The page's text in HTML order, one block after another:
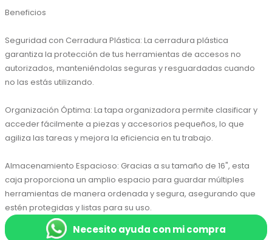
Beneficios
Seguridad con Cerradura Plástica: La cerradura plástica
garantiza la protección de tus herramientas de accesos no
autorizados, manteniéndolas seguras y resguardadas cuando
no las estás utilizando.
Organización Óptima: La tapa organizadora permite clasificar y
acceder fácilmente a piezas y accesorios pequeños, lo que
agiliza las tareas y mejora la eficiencia en tu trabajo.
Almacenamiento Espacioso: Gracias a su tamaño de 16", esta
caja proporciona un amplio espacio para guardar múltiples
herramientas de manera ordenada y segura, asegurando que
estén protegidas y listas para su uso.
Necesito ayuda con mi compra